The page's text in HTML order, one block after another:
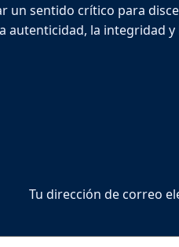
un sentido crítico para
autenticidad, la integridad
Tu dirección de correo